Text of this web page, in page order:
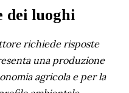
dei luoghi
richiede risposte
una produzione
agricola e per la